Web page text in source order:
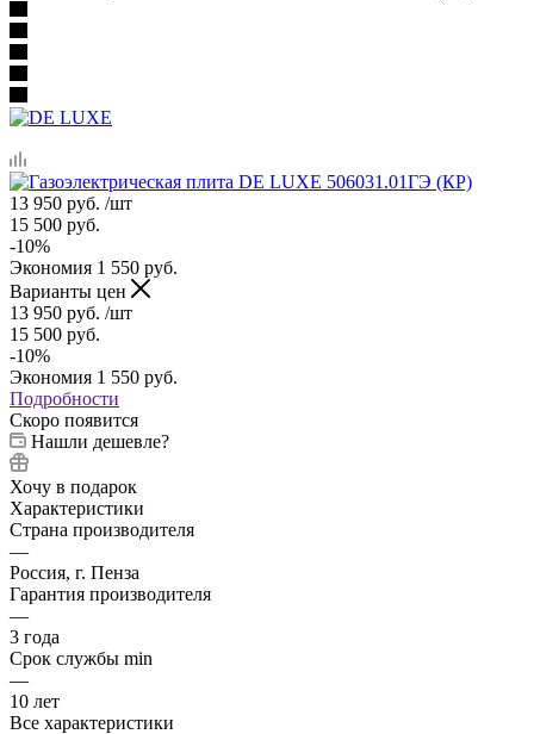
13 950 руб. /шт
15 500 руб.
-10%
Экономия 1 550 руб.
Варианты цен
13 950 руб. /шт
15 500 руб.
-10%
Экономия 1 550 руб.
Подробности
Скоро появится
Нашли дешевле?
Хочу в подарок
Характеристики
Страна производителя
—
Россия, г. Пенза
Гарантия производителя
—
3 года
Срок службы min
—
10 лет
Все характеристики